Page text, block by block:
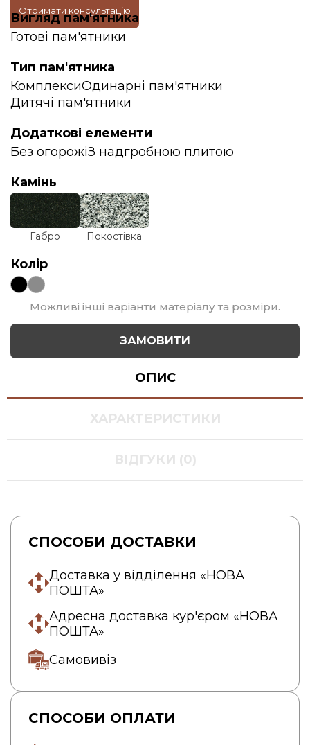
Отримати консультацію
Вигляд пам'ятника
Готові пам'ятники
Тип пам'ятника
КомплексиОдинарні пам'ятники
Дитячі пам'ятники
Додаткові елементи
Без огорожіЗ надгробною плитою
Камінь
Габро Покостівка
Колір
Можливі інші варіанти матеріалу та розміри.
ЗАМОВИТИ
ОПИС
ХАРАКТЕРИСТИКИ
ВІДГУКИ (0)
СПОСОБИ ДОСТАВКИ
Доставка у відділення «НОВА
ПОШТА»
Адресна доставка кур'єром «НОВА
ПОШТА»
Самовивіз
СПОСОБИ ОПЛАТИ